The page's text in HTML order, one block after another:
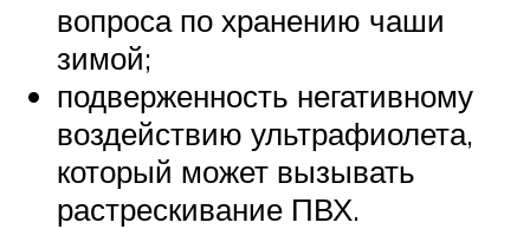
вопроса по хранению чаши
зимой;
подверженность негативному
воздействию ультрафиолета,
который может вызывать
растрескивание ПВХ.